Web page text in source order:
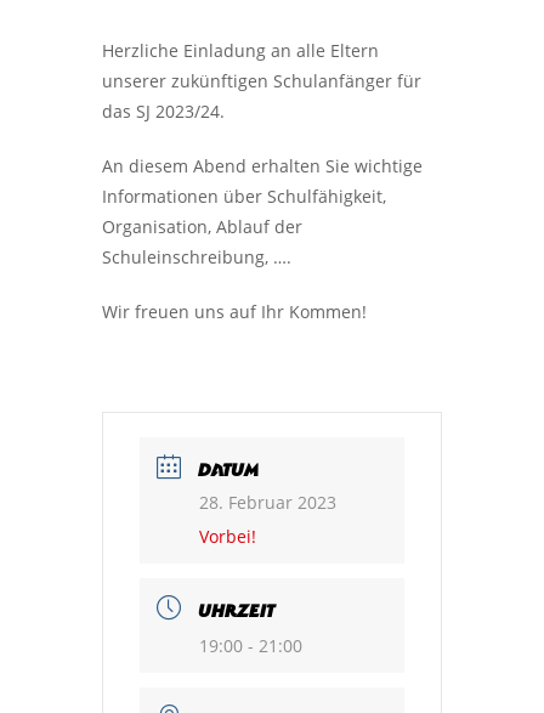
Herzliche Einladung an alle Eltern
unserer zukünftigen Schulanfänger für
das SJ 2023/24.
An diesem Abend erhalten Sie wichtige
Informationen über Schulfähigkeit,
Organisation, Ablauf der
Schuleinschreibung, ….
Wir freuen uns auf Ihr Kommen!
DATUM
28. Februar 2023
Vorbei!
UHRZEIT
19:00 - 21:00